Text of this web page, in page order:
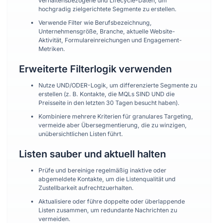
hochgradig zielgerichtete Segmente zu erstellen.
Verwende Filter wie Berufsbezeichnung,
Unternehmensgröße, Branche, aktuelle Website-
Aktivität, Formulareinreichungen und Engagement-
Metriken.
Erweiterte Filterlogik verwenden
Nutze UND/ODER-Logik, um differenzierte Segmente zu
erstellen (z. B. Kontakte, die MQLs SIND UND die
Preisseite in den letzten 30 Tagen besucht haben).
Kombiniere mehrere Kriterien für granulares Targeting,
vermeide aber Übersegmentierung, die zu winzigen,
unübersichtlichen Listen führt.
Listen sauber und aktuell halten
Prüfe und bereinige regelmäßig inaktive oder
abgemeldete Kontakte, um die Listenqualität und
Zustellbarkeit aufrechtzuerhalten.
Aktualisiere oder führe doppelte oder überlappende
Listen zusammen, um redundante Nachrichten zu
vermeiden.